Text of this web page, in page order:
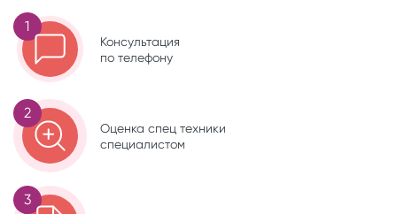
1
Консультация
по телефону
2
Оценка спец техники
специалистом
3